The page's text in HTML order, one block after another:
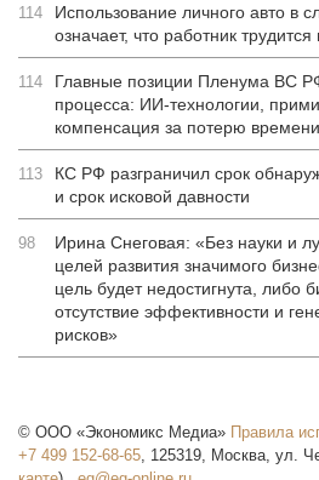
114
Использование личного авто в
означает, что работник
114
Главные позиции Пленума ВС
процесса: ИИ-технологии,
компенсация за потерю времени
113
КС РФ разграничил срок
и срок исковой давности
98
Ирина Снеговая: «Без науки и
целей развития значимого
цель будет недостигнута, либо
отсутствие эффективности и
рисков»
© ООО «Экономикс Медиа» Правила
+7 499 152-68-65, 125319, Москва, ул.